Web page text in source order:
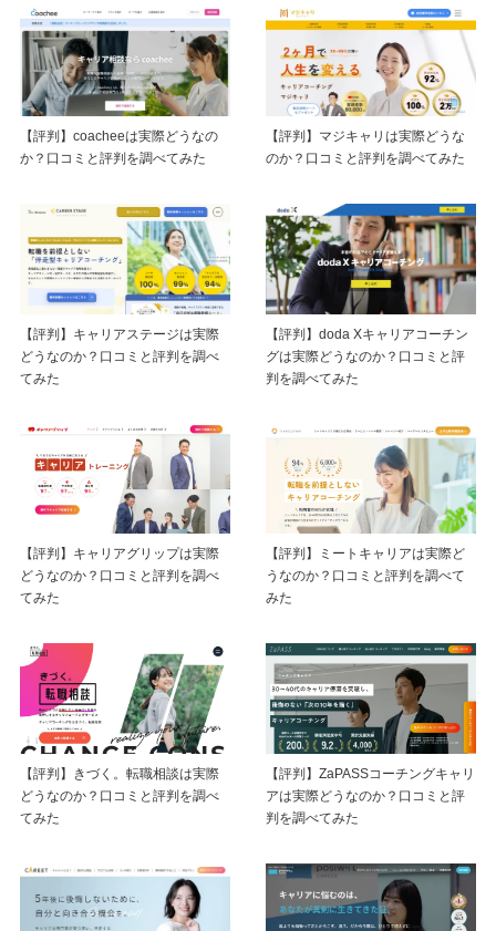
【評判】coacheeは実際どうなの
か？口コミと評判を調べてみた
【評判】マジキャリは実際どうな
のか？口コミと評判を調べてみた
【評判】キャリアステージは実際
どうなのか？口コミと評判を調べ
てみた
【評判】doda Xキャリアコーチン
グは実際どうなのか？口コミと評
判を調べてみた
【評判】キャリアグリップは実際
どうなのか？口コミと評判を調べ
てみた
【評判】ミートキャリアは実際ど
うなのか？口コミと評判を調べて
みた
【評判】きづく。転職相談は実際
どうなのか？口コミと評判を調べ
てみた
【評判】ZaPASSコーチングキャリ
アは実際どうなのか？口コミと評
判を調べてみた